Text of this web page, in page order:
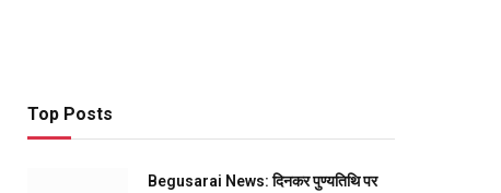
Top Posts
Begusarai News: दिनकर पुण्यतिथि पर